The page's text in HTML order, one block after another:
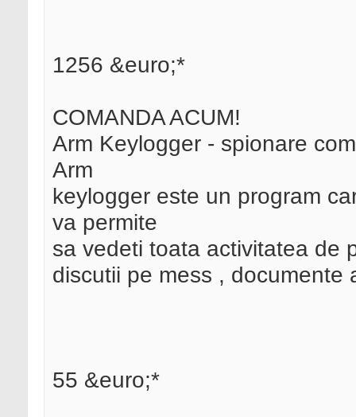
1256 &euro;*
COMANDA ACUM!
Arm Keylogger - spionare
Arm
keylogger este un program
va permite
sa vedeti toata activitatea de
discutii pe mess , documente
55 &euro;*